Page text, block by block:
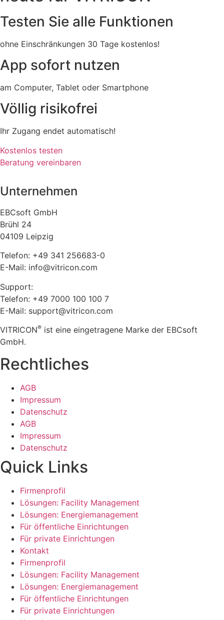
Testen Sie alle Funktionen
ohne Einschränkungen 30 Tage kostenlos!
App sofort nutzen
am Computer, Tablet oder Smartphone
Völlig risikofrei
Ihr Zugang endet automatisch!
Kostenlos testen
Beratung vereinbaren
Unternehmen
EBCsoft GmbH
Brühl 24
04109 Leipzig
Telefon: +49 341 256683-0
E-Mail: info@vitricon.com
Support:
Telefon: +49 7000 100 100 7
E-Mail: support@vitricon.com
VITRICON® ist eine eingetragene Marke der EBCsoft
GmbH.
Rechtliches
AGB
Impressum
Datenschutz
AGB
Impressum
Datenschutz
Quick Links
Firmenprofil
Lösungen: Facility Management
Lösungen: Energiemanagement
Für öffentliche Einrichtungen
Für private Einrichtungen
Kontakt
Firmenprofil
Lösungen: Facility Management
Lösungen: Energiemanagement
Für öffentliche Einrichtungen
Für private Einrichtungen